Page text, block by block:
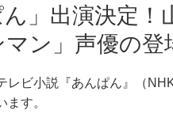
」出演決定！
ン」声優の登
レビ小説『あんぱん』（
す。